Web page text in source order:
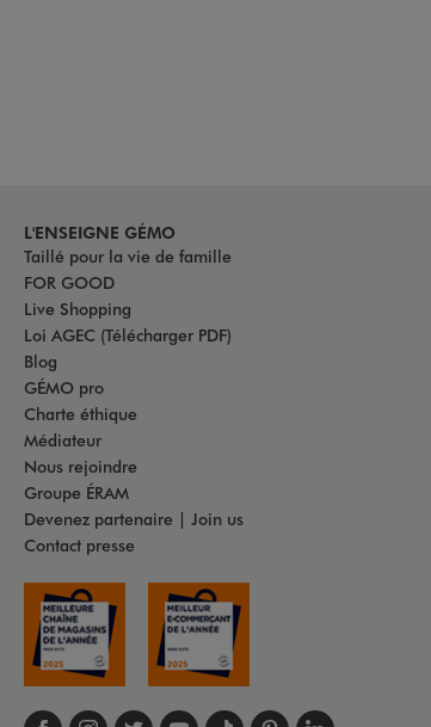
L'ENSEIGNE GÉMO
Taillé pour la vie de famille
FOR GOOD
Live Shopping
Loi AGEC (Télécharger PDF)
Blog
GÉMO pro
Charte éthique
Médiateur
Nous rejoindre
Groupe ÉRAM
Devenez partenaire | Join us
Contact presse